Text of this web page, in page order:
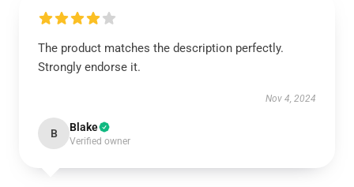
The product matches the description perfectly.
Strongly endorse it.
Nov 4, 2024
B Blake
Verified owner